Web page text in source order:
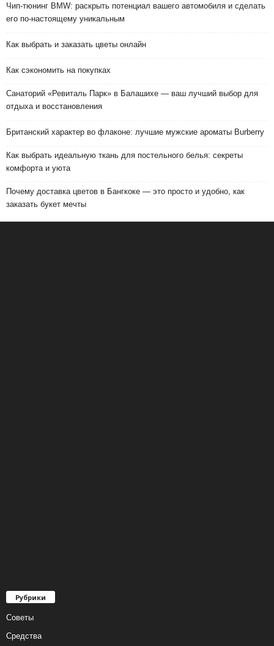
Чип-тюнинг BMW: раскрыть потенциал вашего автомобиля и сделать
его по-настоящему уникальным
Как выбрать и заказать цветы онлайн
Как сэкономить на покупках
Санаторий «Ревиталь Парк» в Балашихе — ваш лучший выбор для
отдыха и восстановления
Британский характер во флаконе: лучшие мужские ароматы Burberry
Как выбрать идеальную ткань для постельного белья: секреты
комфорта и уюта
Почему доставка цветов в Бангкоке — это просто и удобно, как
заказать букет мечты
Рубрики
Советы
Средства